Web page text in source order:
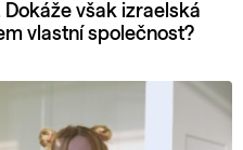
však izraelská
vlastní společnost?